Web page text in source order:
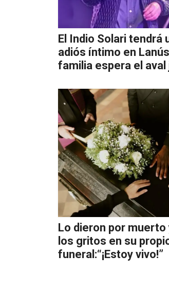
El Indio Solari tendrá
adiós íntimo en
familia espera el aval
Lo dieron por muerto
los gritos en su
funeral:“¡Estoy vivo!”